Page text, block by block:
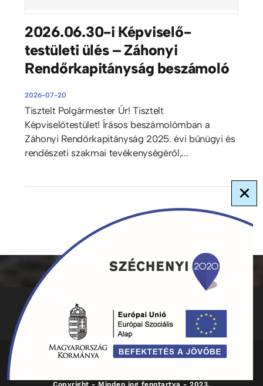
2026.06.30-i Képviselő-
testületi ülés – Záhonyi
Rendőrkapitányság beszámoló
2026-07-20
Tisztelt Polgármester Úr! Tisztelt
Képviselőtestület! Írásos beszámolómban a
Záhonyi Rendőrkapitányság 2025. évi bűnügyi és
rendészeti szakmai tevékenységéről,...
ADATKEZELÉS
KAPCSOLAT
Copyright - Minden jog fenntartva - 2023.
×